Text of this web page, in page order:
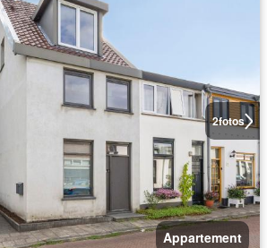
2fotos
Appartement